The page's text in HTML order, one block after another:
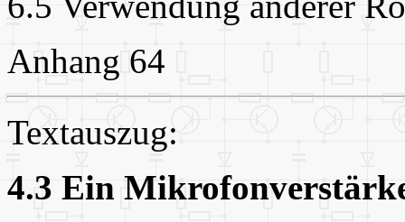
Anhang 64
Textauszug:
4.3 Ein